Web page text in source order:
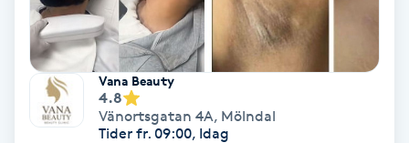
Färgning
Föning Vana Beauty
4.8
Vänortsgatan 4A, Mölndal
Tider fr. 09:00, Idag